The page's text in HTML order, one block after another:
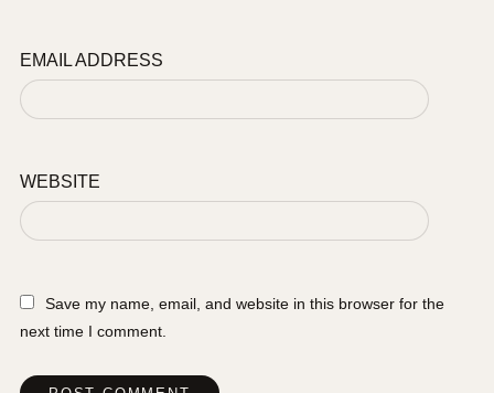
EMAIL ADDRESS
WEBSITE
Save my name, email, and website in this browser for the
next time I comment.